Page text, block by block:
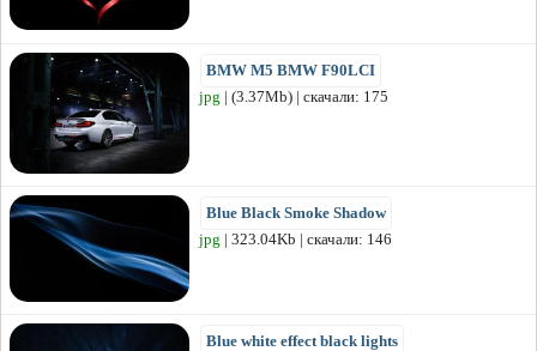
BMW M5 BMW F90LCI
jpg | (3.37Mb) | скачали: 175
Blue Black Smoke Shadow
jpg | 323.04Kb | скачали: 146
Blue white effect black lights